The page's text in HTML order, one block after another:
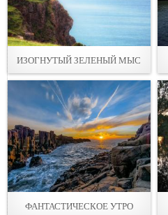
ИЗОГНУТЫЙ ЗЕЛЕНЫЙ МЫС
ФАНТАСТИЧЕСКОЕ УТРО